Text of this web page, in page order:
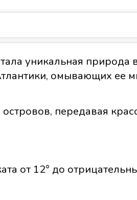
уникальная природа
омывающих ее
передавая
от 12° до